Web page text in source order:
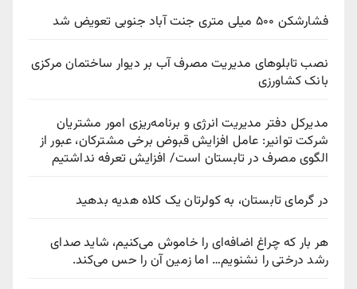
فشارشکن ۵۰۰ میلی متری جنت آباد جنوبی تعویض شد
نصب تابلوهای مدیریت مصرف آب بر دیوار ساختمان مرکزی
بانک کشاورزی
مدیرکل دفتر مدیریت انرژی و برنامه‌ریزی امور مشتریان
شرکت توانیر: عامل افزایش قبوض برخی مشترکان، عبور از
الگوی مصرف در تابستان است/ افزایش تعرفه نداشتیم
در گرمای تابستان، به کولرتان یک کلاه هدیه بدهید
هر بار که چراغ اضافه‌ای را خاموش می‌کنیم، شاید صدای
رشد درختی را نشنویم… اما زمین آن را حس می‌کند.